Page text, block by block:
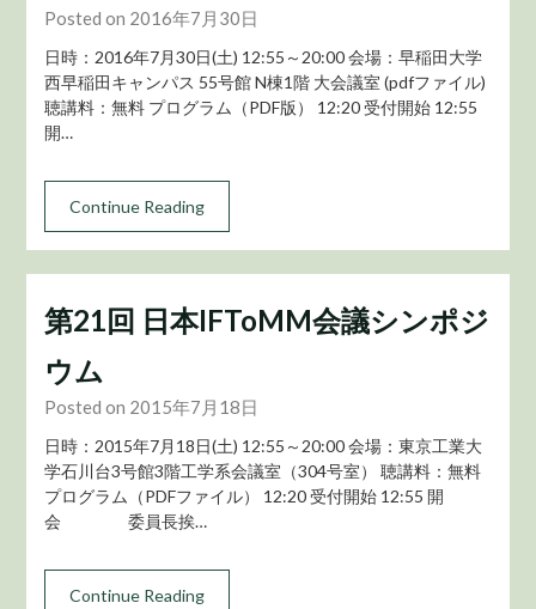
Posted on 2016年7月30日
日時：2016年7月30日(土) 12:55～20:00 会場：早稲田大学
西早稲田キャンパス 55号館 N棟1階 大会議室 (pdfファイル)
聴講料：無料 プログラム（PDF版） 12:20 受付開始 12:55
開…
Continue Reading
第21回 日本IFToMM会議シンポジ
ウム
Posted on 2015年7月18日
日時：2015年7月18日(土) 12:55～20:00 会場：東京工業大
学石川台3号館3階工学系会議室（304号室） 聴講料：無料
プログラム（PDFファイル） 12:20 受付開始 12:55 開
会 委員長挨…
Continue Reading